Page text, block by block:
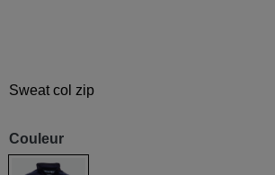
Sweat col zip
Couleur
Bleu denim / vert / noir